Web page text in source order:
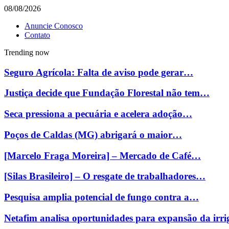
08/08/2026
Anuncie Conosco
Contato
Trending now
Seguro Agrícola: Falta de aviso pode gerar…
Justiça decide que Fundação Florestal não tem…
Seca pressiona a pecuária e acelera adoção…
Poços de Caldas (MG) abrigará o maior…
[Marcelo Fraga Moreira] – Mercado de Café…
[Silas Brasileiro] – O resgate de trabalhadores…
Pesquisa amplia potencial de fungo contra a…
Netafim analisa oportunidades para expansão da